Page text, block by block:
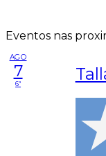
Eventos nas
AGO
7
6ª